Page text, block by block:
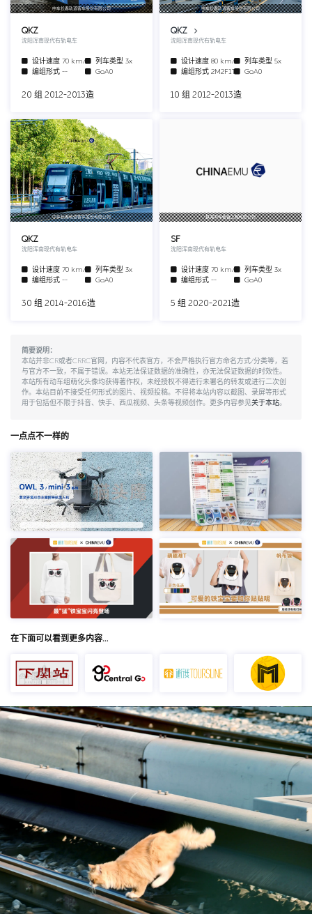
中车长春轨道客车股份有限公司
QKZ
沈阳浑南现代有轨电车
设计速度 70 km/h 列车类型 3x
编组形式 -- GoA0
20 组 2012-2013造
中车长春轨道客车股份有限公司
QKZ
沈阳浑南现代有轨电车
设计速度 80 km/h 列车类型 5x
编组形式 2M2F1T GoA0
10 组 2012-2013造
中车长春轨道客车股份有限公司
QKZ
沈阳浑南现代有轨电车
设计速度 70 km/h 列车类型 3x
编组形式 -- GoA0
30 组 2014-2016造
珠海中车装备工程有限公司
SF
沈阳浑南现代有轨电车
设计速度 70 km/h 列车类型 3x
编组形式 -- GoA0
5 组 2020-2021造
简要说明：
本站并非CR或者CRRC官网，内容不代表官方，不会严格执行官方命名方式/分类等，若
与官方不一致，不属于错误。本站无法保证数据的准确性，亦无法保证数据的时效性。
本站所有动车组萌化头像均获得著作权，未经授权不得进行未署名的转发或进行二次创
作。本站目前不接受任何形式的图片、视频投稿。不得将本站内容以截图、录屏等形式
用于包括但不限于抖音、快手、西瓜视频、头条等视频创作。更多内容参见关于本站。
一点点不一样的
在下面可以看到更多内容…